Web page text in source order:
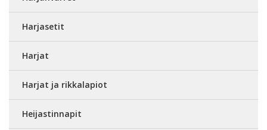
Harjasetit
Harjat
Harjat ja rikkalapiot
Heijastinnapit